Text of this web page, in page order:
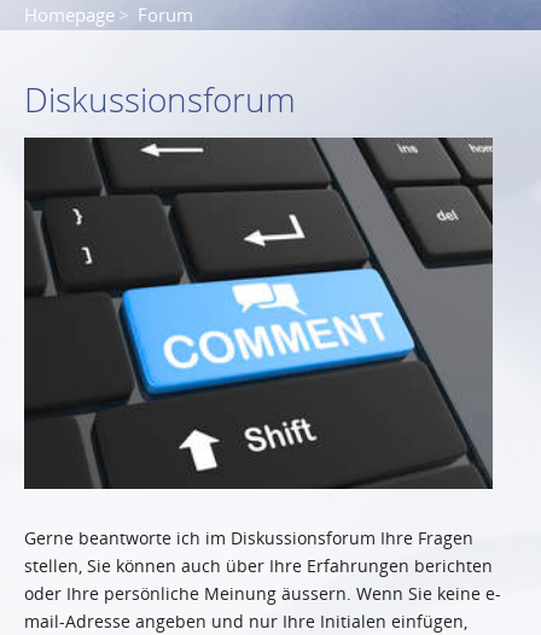
Homepage Forum
Diskussionsforum
Gerne beantworte ich im Diskussionsforum Ihre Fragen
stellen, Sie können auch über Ihre Erfahrungen berichten
oder Ihre persönliche Meinung äussern. Wenn Sie keine e-
mail-Adresse angeben und nur Ihre Initialen einfügen,